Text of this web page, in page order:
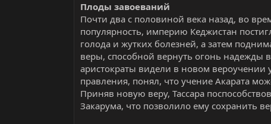
Плоды завоеваний
Почти два с половиной века назад, во
популярность, империю Кеджистан
голода и жутких болезней, а затем
веры, способной вернуть огонь надежды
аристократы видели в новом вероучении
правления, понял, что учение Акарата
Приняв новую веру, Тассара
Закарума, что позволило ему сохранить